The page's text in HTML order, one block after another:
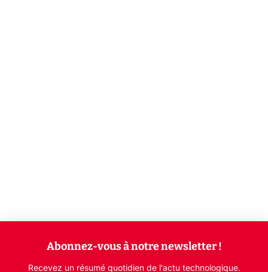
Abonnez-vous à notre newsletter !
Recevez un résumé quotidien de l'actu technologique.